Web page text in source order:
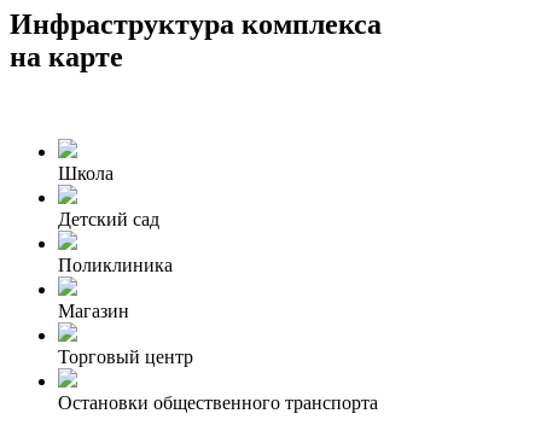
Инфраструктура комплекса
на карте
Школа
Детский сад
Поликлиника
Магазин
Торговый центр
Остановки общественного транспорта